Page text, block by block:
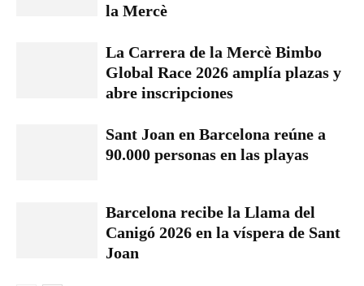
la Mercè
La Carrera de la Mercè Bimbo
Global Race 2026 amplía plazas y
abre inscripciones
Sant Joan en Barcelona reúne a
90.000 personas en las playas
Barcelona recibe la Llama del
Canigó 2026 en la víspera de Sant
Joan